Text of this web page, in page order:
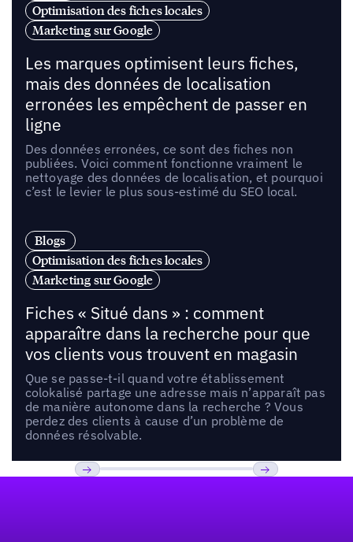
Optimisation des fiches locales
Marketing sur Google
Les marques optimisent leurs fiches,
mais des données de localisation
erronées les empêchent de passer en
ligne
Des données erronées, ce sont des fiches non
publiées. Voici comment fonctionne vraiment le
nettoyage des données de localisation, et pourquoi
c’est le levier le plus sous-estimé du SEO local.
Blogs
Optimisation des fiches locales
Marketing sur Google
Fiches « Situé dans » : comment
apparaître dans la recherche pour que
vos clients vous trouvent en magasin
Que se passe-t-il quand votre établissement
colokalisé partage une adresse mais n’apparaît pas
de manière autonome dans la recherche ? Vous
perdez des clients à cause d’un problème de
données résolvable.